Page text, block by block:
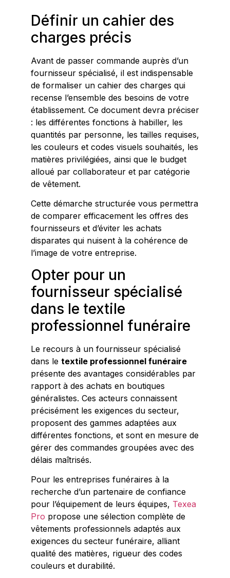
Définir un cahier des
charges précis
Avant de passer commande auprès d’un
fournisseur spécialisé, il est indispensable
de formaliser un cahier des charges qui
recense l’ensemble des besoins de votre
établissement. Ce document devra préciser
: les différentes fonctions à habiller, les
quantités par personne, les tailles requises,
les couleurs et codes visuels souhaités, les
matières privilégiées, ainsi que le budget
alloué par collaborateur et par catégorie
de vêtement.
Cette démarche structurée vous permettra
de comparer efficacement les offres des
fournisseurs et d’éviter les achats
disparates qui nuisent à la cohérence de
l’image de votre entreprise.
Opter pour un
fournisseur spécialisé
dans le textile
professionnel funéraire
Le recours à un fournisseur spécialisé
dans le textile professionnel funéraire
présente des avantages considérables par
rapport à des achats en boutiques
généralistes. Ces acteurs connaissent
précisément les exigences du secteur,
proposent des gammes adaptées aux
différentes fonctions, et sont en mesure de
gérer des commandes groupées avec des
délais maîtrisés.
Pour les entreprises funéraires à la
recherche d’un partenaire de confiance
pour l’équipement de leurs équipes, Texea
Pro propose une sélection complète de
vêtements professionnels adaptés aux
exigences du secteur funéraire, alliant
qualité des matières, rigueur des codes
couleurs et durabilité.